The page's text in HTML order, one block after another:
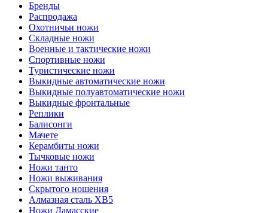
Бренды
Распродажа
Охотничьи ножи
Складные ножи
Военные и тактические ножи
Спортивные ножи
Туристические ножи
Выкидные автоматические ножи
Выкидные полуавтоматические ножи
Выкидные фронтальные
Реплики
Балисонги
Мачете
Керамбиты ножи
Тычковые ножи
Ножи танто
Ножи выживания
Скрытого ношения
Алмазная сталь ХВ5
Ножи Дамасские